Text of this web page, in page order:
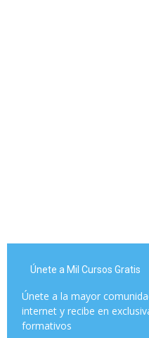
Únete a Mil Cursos Gratis
Únete a la mayor
internet y recibe en
formativos